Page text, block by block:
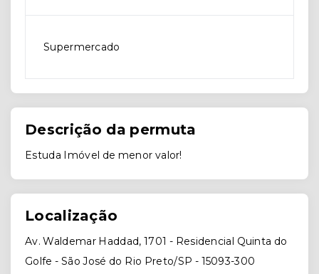
Supermercado
Descrição da permuta
Estuda Imóvel de menor valor!
Localização
Av. Waldemar Haddad, 1701 - Residencial Quinta do
Golfe - São José do Rio Preto/SP - 15093-300